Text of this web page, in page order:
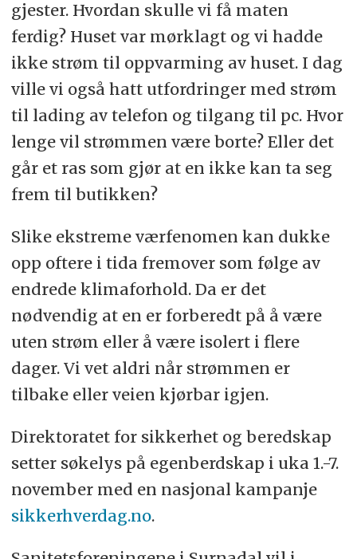
gjester. Hvordan skulle vi få maten
ferdig? Huset var mørklagt og vi hadde
ikke strøm til oppvarming av huset. I dag
ville vi også hatt utfordringer med strøm
til lading av telefon og tilgang til pc. Hvor
lenge vil strømmen være borte? Eller det
går et ras som gjør at en ikke kan ta seg
frem til butikken?
Slike ekstreme værfenomen kan dukke
opp oftere i tida fremover som følge av
endrede klimaforhold. Da er det
nødvendig at en er forberedt på å være
uten strøm eller å være isolert i flere
dager. Vi vet aldri når strømmen er
tilbake eller veien kjørbar igjen.
Direktoratet for sikkerhet og beredskap
setter søkelys på egenberdskap i uka 1.-7.
november med en nasjonal kampanje
sikkerhverdag.no.